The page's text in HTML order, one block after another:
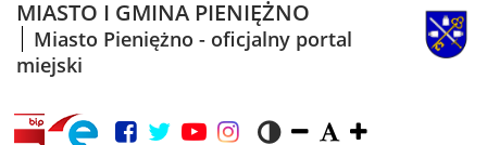
MIASTO I GMINA PIENIĘŻNO
Miasto Pieniężno - oficjalny portal
miejski